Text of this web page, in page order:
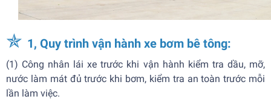
✯ 1, Quy trình vận hành xe bơm bê tông:
(1) Công nhân lái xe trước khi vận hành kiểm tra dầu, mỡ,
nước làm mát đủ trước khi bơm, kiểm tra an toàn trước mỗi
lần làm việc.